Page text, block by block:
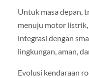
Untuk masa depan,
menuju motor
integrasi dengan
lingkungan, aman,
Evolusi kendaraan